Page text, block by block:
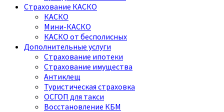
Страхование КАСКО
КАСКО
Мини-КАСКО
КАСКО от бесполисных
Дополнительные услуги
Страхование ипотеки
Страхование имущества
Антиклещ
Туристическая страховка
ОСГОП для такси
Восстановление КБМ